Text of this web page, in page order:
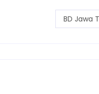
BD Jawa